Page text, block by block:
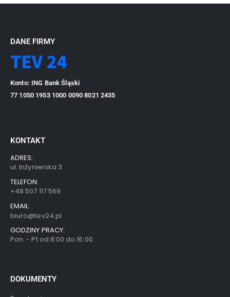
DANE FIRMY
Konto: ING Bank Śląski
77 1050 1953 1000 0090 8021 2435
KONTAKT
ADRES:
ul. Inżynierska 3
TELEFON:
+48 507 117 569
EMAIL:
biuro@tev24.pl
GODZINY PRACY:
Pon. - Pt od 8:00 do 16:00
DOKUMENTY